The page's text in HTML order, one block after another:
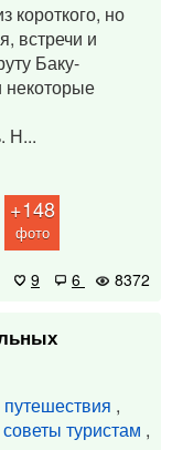
короткого, но
встречи и
Баку-
некоторые
Н...
+148
фото
9 6 8372
,
туристам ,